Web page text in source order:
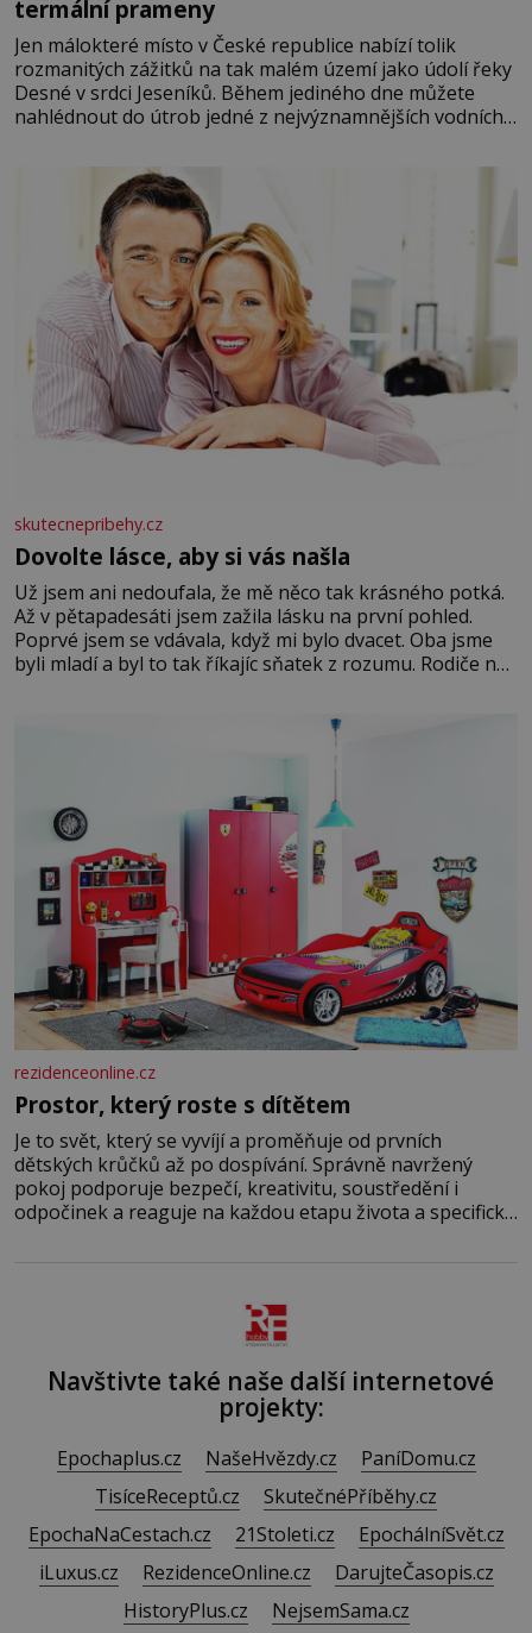
termální prameny
Jen málokteré místo v České republice nabízí tolik
rozmanitých zážitků na tak malém území jako údolí řeky
Desné v srdci Jeseníků. Během jediného dne můžete
nahlédnout do útrob jedné z nejvýznamnějších vodních
se na koloběžce a den zakončit poznáváním památek ve
Velkých Losinách nebo v termálním
skutecnepribehy.cz
Dovolte lásce, aby si vás našla
Už jsem ani nedoufala, že mě něco tak krásného potká.
Až v pětapadesáti jsem zažila lásku na první pohled.
Poprvé jsem se vdávala, když mi bylo dvacet. Oba jsme
byli mladí a byl to tak říkajíc sňatek z rozumu. Rodiče nás
rezidenceonline.cz
Prostor, který roste s dítětem
Je to svět, který se vyvíjí a proměňuje od prvních
dětských krůčků až po dospívání. Správně navržený
pokoj podporuje bezpečí, kreativitu, soustředění i
odpočinek a reaguje na každou etapu života a specifické
Navštivte také naše další internetové
projekty:
Epochaplus.cz NašeHvězdy.cz
PaníDomu.cz
TisíceReceptů.cz
SkutečnéPříběhy.cz
EpochaNaCestach.cz
21Stoleti.cz
EpochálníSvět.cz
iLuxus.cz
RezidenceOnline.cz
DarujteČasopis.cz
HistoryPlus.cz
NejsemSama.cz